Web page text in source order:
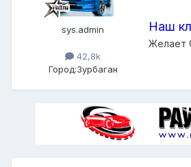
sys.admin
42,8k
Город:Зурбаган
Наш
Желает